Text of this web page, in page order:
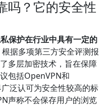
吗？它的安全性
保护在行业中具有一定的
根据多项第三方安全评测报
多层加密技术，旨在保障
包括OpenVPN和
泛认可为安全性较高的标
声称不会保存用户的浏览